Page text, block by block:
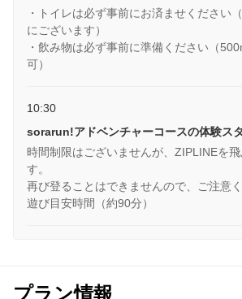
・トイレは必ず事前にお済ませください
にございます）
・飲み物は必ず事前に準備ください（
可）
10:30
sorarun!アドベンチャーコースの体験ス
時間制限はございませんが、ZIPLINEを
す。
再び登ることはできませんので、ご注意く
遊び目安時間（約90分）
プラン情報